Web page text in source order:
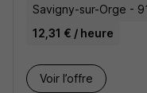
Savigny-sur-Orge -
12,31 € / heure
Voir l’offre